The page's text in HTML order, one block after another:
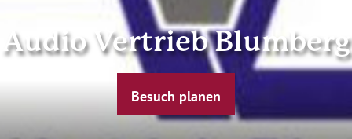
Audio Vertrieb Blumberg
Besuch planen